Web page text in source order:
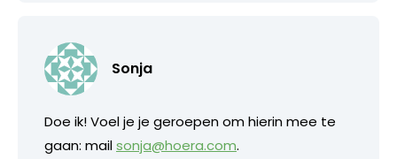
Sonja
Doe ik! Voel je je geroepen om hierin mee te
gaan: mailsonja@hoera.com.